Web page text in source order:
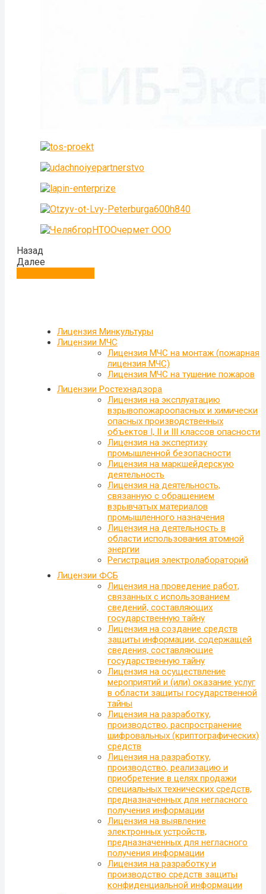
Назад
Далее
Лицензия Минкультуры
Лицензии МЧС
Лицензия МЧС на монтаж (пожарная
лицензия МЧС)
Лицензия МЧС на тушение пожаров
Лицензии Ростехнадзора
Лицензия на эксплуатацию
взрывопожароопасных и химически
опасных производственных
объектов I, II и III классов опасности
Лицензия на экспертизу
промышленной безопасности
Лицензия на маркшейдерскую
деятельность
Лицензия на деятельность,
связанную с обращением
взрывчатых материалов
промышленного назначения
Лицензия на деятельность в
области использования атомной
энергии
Регистрация электролабораторий
Лицензии ФСБ
Лицензия на проведение работ,
связанных с использованием
сведений, составляющих
государственную тайну
Лицензия на создание средств
защиты информации, содержащей
сведения, составляющие
государственную тайну
Лицензия на осуществление
мероприятий и (или) оказание услуг
в области защиты государственной
тайны
Лицензия на разработку,
производство, распространение
шифровальных (криптографических)
средств
Лицензия на разработку,
производство, реализацию и
приобретение в целях продажи
специальных технических средств,
предназначенных для негласного
получения информации
Лицензия на выявление
электронных устройств,
предназначенных для негласного
получения информации
Лицензия на разработку и
производство средств защиты
конфиденциальной информации